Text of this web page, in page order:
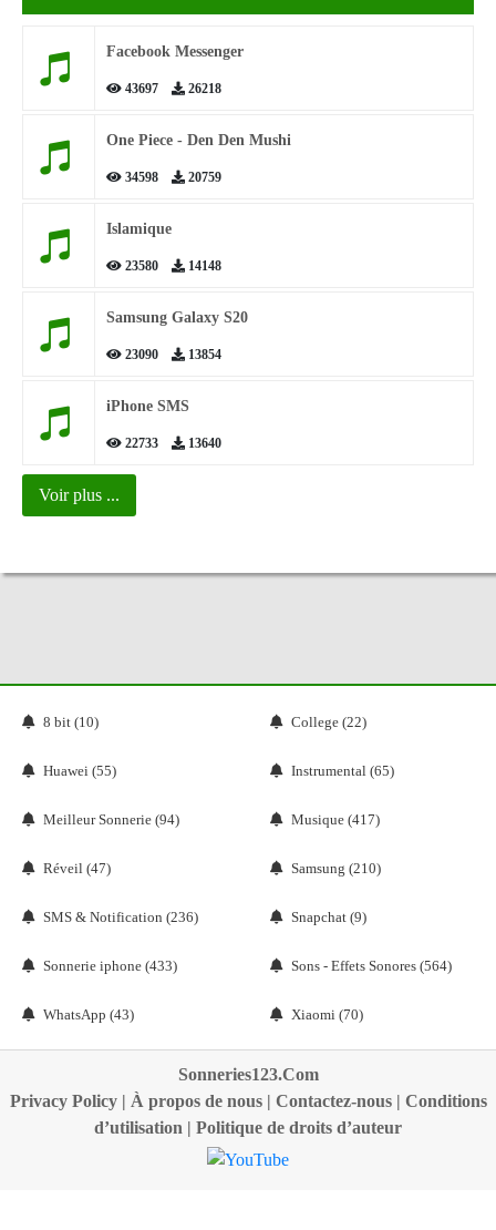
Facebook Messenger
43697 26218
One Piece - Den Den Mushi
34598 20759
Islamique
23580 14148
Samsung Galaxy S20
23090 13854
iPhone SMS
22733 13640
Voir plus ...
8 bit (10) College (22)
Huawei (55) Instrumental (65)
Meilleur Sonnerie (94) Musique (417)
Réveil (47) Samsung (210)
SMS & Notification (236) Snapchat (9)
Sonnerie iphone (433) Sons - Effets Sonores (564)
WhatsApp (43) Xiaomi (70)
Sonneries123.Com
Privacy Policy| À propos de nous| Contactez-nous| Conditions
d’utilisation | Politique de droits d’auteur